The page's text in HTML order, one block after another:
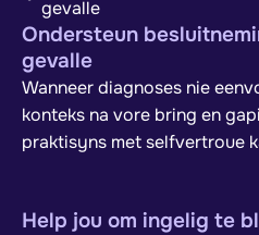
gevalle
Ondersteun
gevalle
Wanneer diagnoses nie
konteks na vore bring en
praktisyns met selfvertroue
Help jou om ingelig te